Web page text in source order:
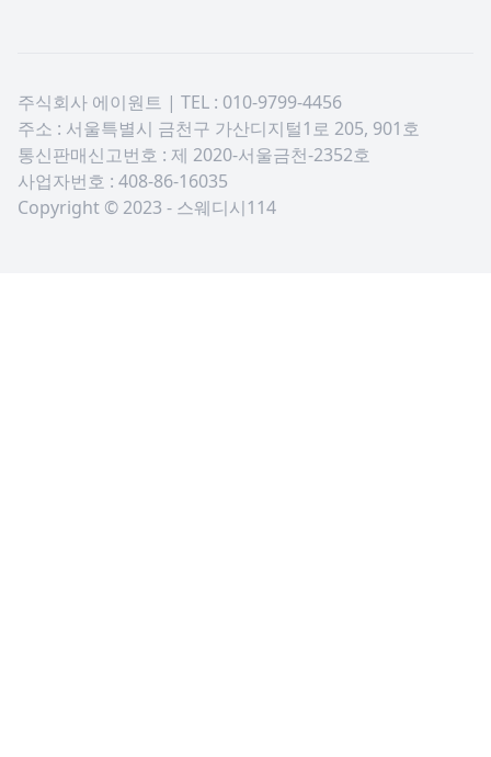
주식회사 에이원트 | TEL : 010-9799-4456
주소 : 서울특별시 금천구 가산디지털1로 205, 901호
통신판매신고번호 : 제 2020-서울금천-2352호
사업자번호 : 408-86-16035
Copyright © 2023 - 스웨디시114